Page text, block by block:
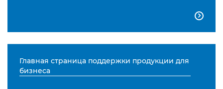

Главная страница поддержки продукции для
бизнеса